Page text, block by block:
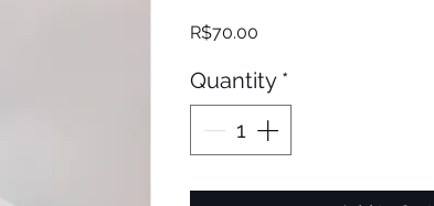
R$70.00
Quantity *